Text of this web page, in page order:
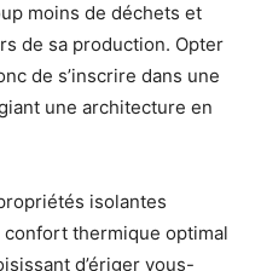
moins de déchets et
de sa production. Opter
de s’inscrire dans une
une architecture en
isolantes
thermique optimal
d’ériger vous-